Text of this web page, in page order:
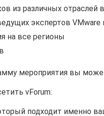
из различных
экспертов
на все регионы
мероприятия вы
vForum:
подходит именно